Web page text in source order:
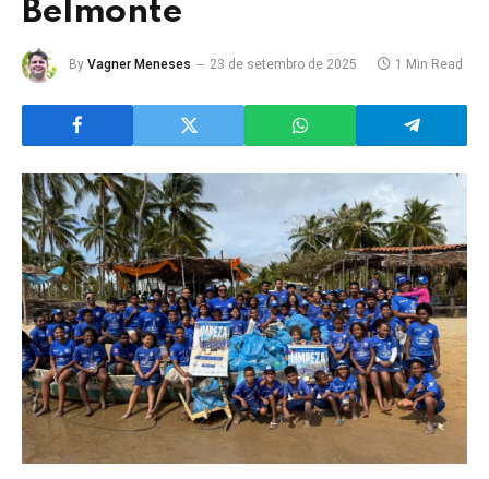
Belmonte
By Vagner Meneses 23 de setembro de 2025 1 Min Read